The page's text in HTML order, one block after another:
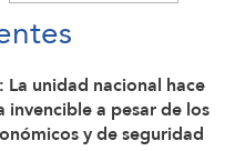
La unidad nacional hace
invencible a pesar de los
y de seguridad